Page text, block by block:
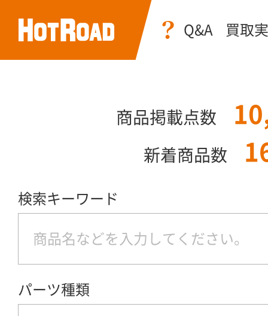
Q&A 買取
商品掲載点数
新着商品数
検索キーワード
パーツ種類